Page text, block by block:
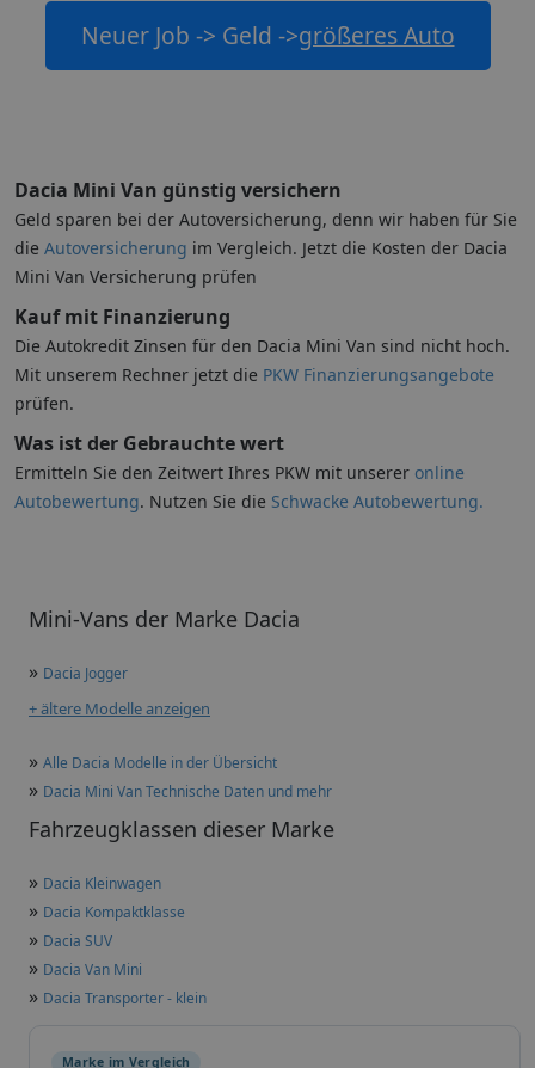
Mini-Vans der Marke Dacia
» Dacia Jogger
+ ältere Modelle anzeigen
» Alle Dacia Modelle in der Übersicht
» Dacia Mini Van Technische Daten und mehr
Fahrzeugklassen dieser Marke
» Dacia Kleinwagen
» Dacia Kompaktklasse
» Dacia SUV
» Dacia Van Mini
» Dacia Transporter - klein
Marke im Vergleich
Neuer Job -> Geld ->größeres Auto
Dacia Mini Van günstig versichern
Geld sparen bei der Autoversicherung, denn wir haben für Sie
die Autoversicherung im Vergleich. Jetzt die Kosten der Dacia
Mini Van Versicherung prüfen
Kauf mit Finanzierung
Die Autokredit Zinsen für den Dacia Mini Van sind nicht hoch.
Mit unserem Rechner jetzt die PKW Finanzierungsangebote
prüfen.
Was ist der Gebrauchte wert
Ermitteln Sie den Zeitwert Ihres PKW mit unserer online
Autobewertung. Nutzen Sie die Schwacke Autobewertung.